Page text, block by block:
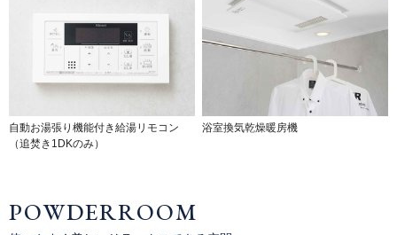
自動お湯張り機能付き給湯リモコン
（追焚き1DKのみ）
浴室換気乾燥暖房機
POWDERROOM